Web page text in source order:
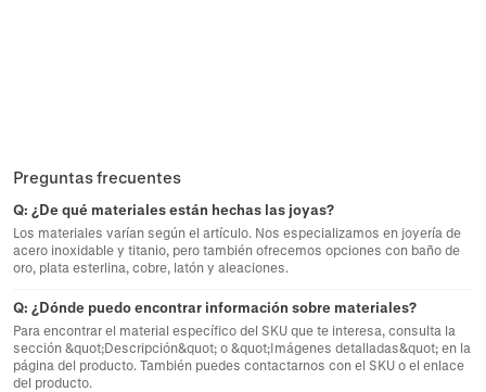
Preguntas frecuentes
Q: ¿De qué materiales están hechas las joyas?
Los materiales varían según el artículo. Nos especializamos en joyería de
acero inoxidable y titanio, pero también ofrecemos opciones con baño de
oro, plata esterlina, cobre, latón y aleaciones.
Q: ¿Dónde puedo encontrar información sobre materiales?
Para encontrar el material específico del SKU que te interesa, consulta la
sección &quot;Descripción&quot; o &quot;Imágenes detalladas&quot; en la
página del producto. También puedes contactarnos con el SKU o el enlace
del producto.